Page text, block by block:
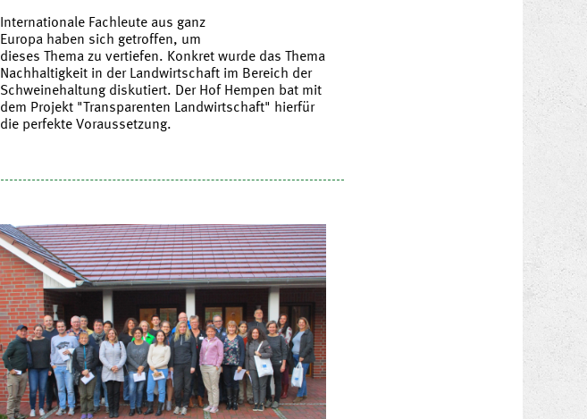
Internationale Fachleute aus ganz
Europa haben sich getroffen, um
dieses Thema zu vertiefen. Konkret wurde das Thema
Nachhaltigkeit in der Landwirtschaft im Bereich der
Schweinehaltung diskutiert. Der Hof Hempen bat mit
dem Projekt "Transparenten Landwirtschaft" hierfür
die perfekte Voraussetzung.